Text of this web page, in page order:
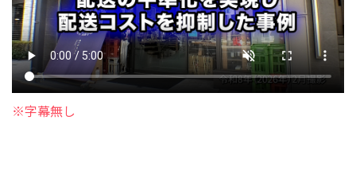
※字幕無し